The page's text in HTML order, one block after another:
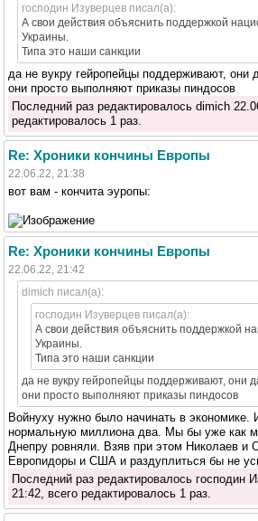
господин Изуверцев писал(а):
А свои действия объяснить поддержкой
Украины.
Типа это наши санкции
да не вукру гейропейцы поддерживают, они
они просто выполняют приказы пиндосов
Последний раз редактировалось dimich
редактировалось 1 раз.
Re: Хроники кончины Европы
22.06.22, 21:38
вот вам - кончита эуропы:
Re: Хроники кончины Европы
22.06.22, 21:42
dimich писал(а):
господин Изуверцев писал(а):
А свои действия объяснить поддержкой
Украины.
Типа это наши санкции
да не вукру гейропейцы поддерживают, они
они просто выполняют приказы пиндосов
Войнуху нужно было начинать в экономике.
нормальную миллиона два. Мы бы уже как
Днепру ровняли. Взяв при этом Николаев и
Европидоры и США и раздуплиться бы не
Последний раз редактировалось господин
21:42, всего редактировалось 1 раз.